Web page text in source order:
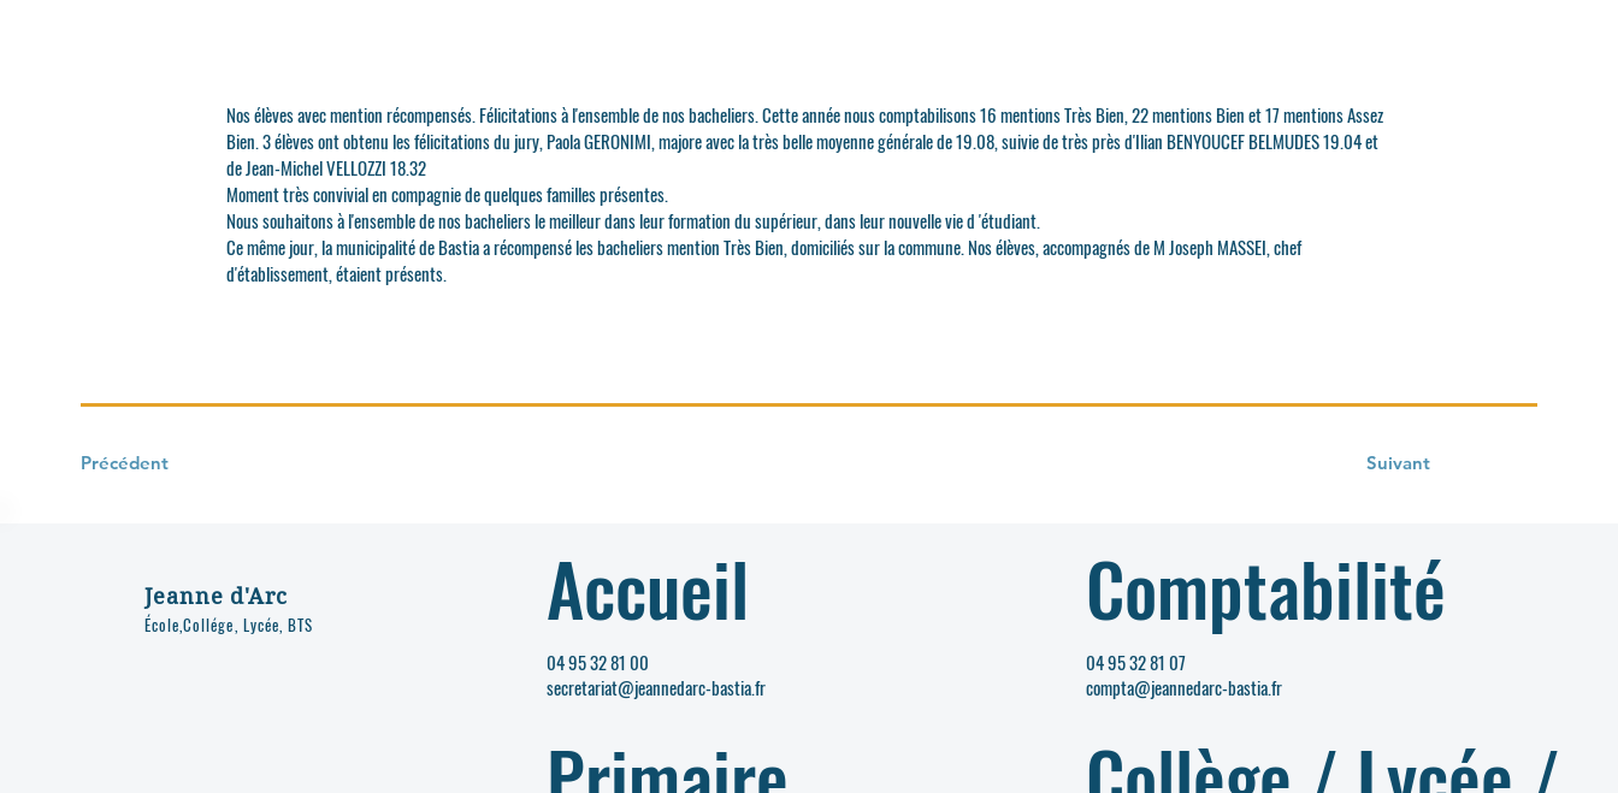
Nos élèves avec mention récompensés. Félicitations à l'ensemble de nos bacheliers. Cette année nous comptabilisons 16 mentions Très Bien, 22 mentions Bien et 17 mentions Assez
Bien. 3 élèves ont obtenu les félicitations du jury, Paola GERONIMI, majore avec la très belle moyenne générale de 19.08, suivie de très près d'Ilian BENYOUCEF BELMUDES 19.04 et
de Jean-Michel VELLOZZI 18.32
Moment très convivial en compagnie de quelques familles présentes.
Nous souhaitons à l'ensemble de nos bacheliers le meilleur dans leur formation du supérieur, dans leur nouvelle vie d 'étudiant.
Ce même jour, la municipalité de Bastia a récompensé les bacheliers mention Très Bien, domiciliés sur la commune. Nos élèves, accompagnés de M Joseph MASSEI, chef
d'établissement, étaient présents.
Précédent Suivant
Accueil
04 95 32 81 00
secretariat@jeannedarc-bastia.fr
Comptabilité
04 95 32 81 07
compta@jeannedarc-bastia.fr
Jeanne d'Arc
École,Collége, Lycée, BTS